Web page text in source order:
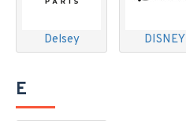
Delsey DISNEY
E